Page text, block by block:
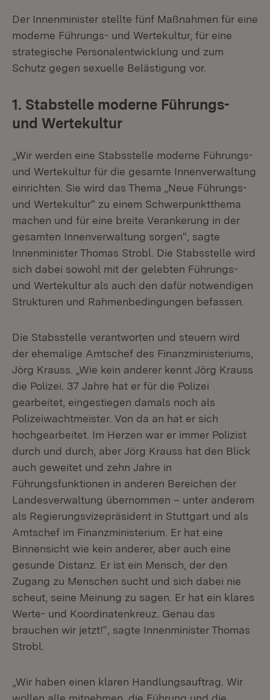
Der Innenminister stellte fünf Maßnahmen für eine
moderne Führungs- und Wertekultur, für eine
strategische Personalentwicklung und zum
Schutz gegen sexuelle Belästigung vor.
1. Stabstelle moderne Führungs-
und Wertekultur
„Wir werden eine Stabsstelle moderne Führungs-
und Wertekultur für die gesamte Innenverwaltung
einrichten. Sie wird das Thema „Neue Führungs-
und Wertekultur“ zu einem Schwerpunktthema
machen und für eine breite Verankerung in der
gesamten Innenverwaltung sorgen“, sagte
Innenminister Thomas Strobl. Die Stabsstelle wird
sich dabei sowohl mit der gelebten Führungs-
und Wertekultur als auch den dafür notwendigen
Strukturen und Rahmenbedingungen befassen.
Die Stabsstelle verantworten und steuern wird
der ehemalige Amtschef des Finanzministeriums,
Jörg Krauss. „Wie kein anderer kennt Jörg Krauss
die Polizei. 37 Jahre hat er für die Polizei
gearbeitet, eingestiegen damals noch als
Polizeiwachtmeister. Von da an hat er sich
hochgearbeitet. Im Herzen war er immer Polizist
durch und durch, aber Jörg Krauss hat den Blick
auch geweitet und zehn Jahre in
Führungsfunktionen in anderen Bereichen der
Landesverwaltung übernommen – unter anderem
als Regierungsvizepräsident in Stuttgart und als
Amtschef im Finanzministerium. Er hat eine
Binnensicht wie kein anderer, aber auch eine
gesunde Distanz. Er ist ein Mensch, der den
Zugang zu Menschen sucht und sich dabei nie
scheut, seine Meinung zu sagen. Er hat ein klares
Werte- und Koordinatenkreuz. Genau das
brauchen wir jetzt!“, sagte Innenminister Thomas
Strobl.
„Wir haben einen klaren Handlungsauftrag. Wir